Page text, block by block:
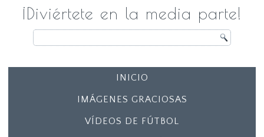
¡Diviértete en la media parte!
INICIO
IMÁGENES GRACIOSAS
VÍDEOS DE FÚTBOL